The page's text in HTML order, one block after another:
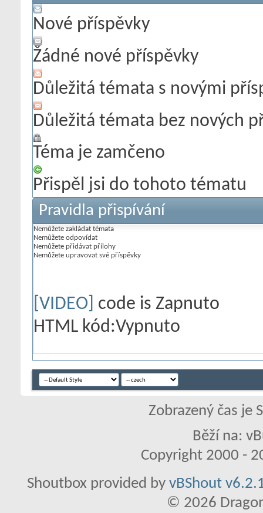
Nové příspěvky
Žádné nové příspěvky
Důležitá témata s novými
Důležitá témata bez nových
Téma je zamčeno
Přispěl jsi do tohoto tématu
Pravidla přispívání
Nemůžete zakládat témata
Nemůžete odpovídat
Nemůžete přidávat přílohy
Nemůžete upravovat své příspěvky
[VIDEO] code is Zapnuto
HTML kód:Vypnuto
Zobrazený čas je
Běží na:
Copyright 2000 -
Shoutbox provided by vBShout
© 2026